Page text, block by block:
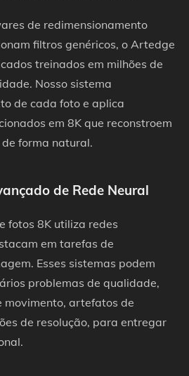
de redimensionamento
filtros genéricos, o Artedge
treinados em milhões de
Nosso sistema
de cada foto e aplica
em 8K que reconstroem
forma natural.
de Rede Neural
fotos 8K utiliza redes
em tarefas de
Esses sistemas podem
problemas de qualidade,
movimento, artefatos de
de resolução, para entregar